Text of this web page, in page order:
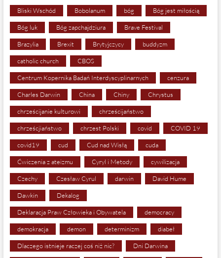
Bliski Wschód Bobolanum bóg Bóg jest miłością
Bóg luk Bóg zapchajdziura Brave Festival
Brazylia Brexit Brytyjczycy buddyzm
catholic church CBOS
Centrum Kopernika Badań Interdyscyplinarnych cenzura
Charles Darwin China Chiny Chrystus
chrześcijanie kulturowi chrześcijaństwo
chrześcjiaństwo chrzest Polski covid COVID 19
covid19 cud Cud nad Wisłą cuda
Ćwiczenia z ateizmu Cyryl i Metody cywilizacja
Czechy Czesław Cyrul darwin David Hume
Dawkin Dekalog
Deklaracja Praw Człowieka i Obywatela democracy
demokracja demon determinizm diabeł
Dlaczego istnieje raczej coś niż nic? Dni Darwina